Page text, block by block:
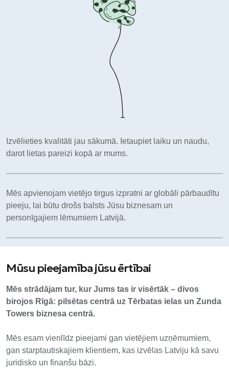
Izvēlieties kvalitāti jau sākumā. Ietaupiet laiku un naudu,
darot lietas pareizi kopā ar mums.
Mēs apvienojam vietējo tirgus izpratni ar globāli pārbaudītu
pieeju, lai būtu drošs balsts Jūsu biznesam un
personīgajiem lēmumiem Latvijā.
Mūsu pieejamība jūsu ērtībai
Mēs strādājam tur, kur Jums tas ir visērtāk – divos
birojos Rīgā: pilsētas centrā uz Tērbatas ielas un Zunda
Towers biznesa centrā.
Mēs esam vienlīdz pieejami gan vietējiem uzņēmumiem,
gan starptautiskajiem klientiem, kas izvēlas Latviju kā savu
juridisko un finanšu bāzi.